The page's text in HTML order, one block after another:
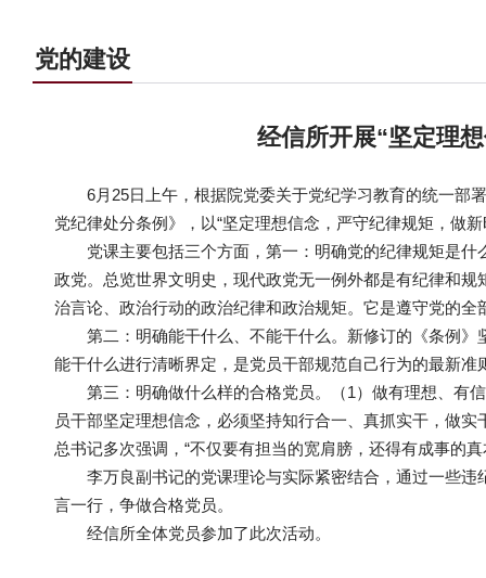
党的建设
经信所开展“坚定理
6月25日上午，根据院党委关于党纪学习教育的统一部
党纪律处分条例》，以“坚定理想信念，严守纪律规矩，做
党课主要包括三个方面，第一：明确党的纪律规矩是
政党。总览世界文明史，现代政党无一例外都是有纪律和
治言论、政治行动的政治纪律和政治规矩。它是遵守党的
第二：明确能干什么、不能干什么。新修订的《条例
能干什么进行清晰界定，是党员干部规范自己行为的最新准
第三：明确做什么样的合格党员。（1）做有理想、有
员干部坚定理想信念，必须坚持知行合一、真抓实干，做
总书记多次强调，“不仅要有担当的宽肩膀，还得有成事的
李万良副书记的党课理论与实际紧密结合，通过一些
言一行，争做合格党员。
经信所全体党员参加了此次活动。